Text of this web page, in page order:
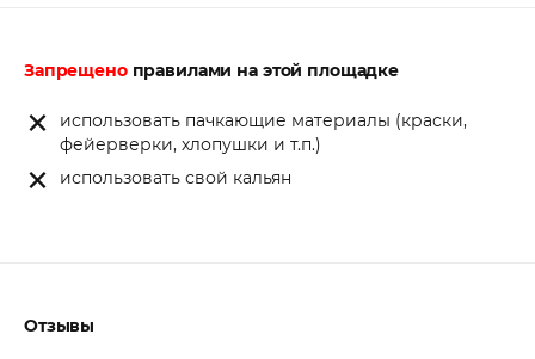
Запрещеноправилами на этой площадке
использовать пачкающие материалы (краски,
фейерверки, хлопушки и т.п.)
использовать свой кальян
Отзывы